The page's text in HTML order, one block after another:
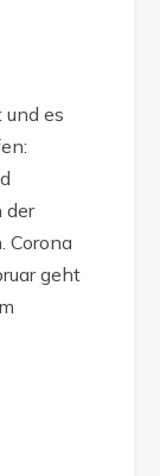
es
der
Corona
geht